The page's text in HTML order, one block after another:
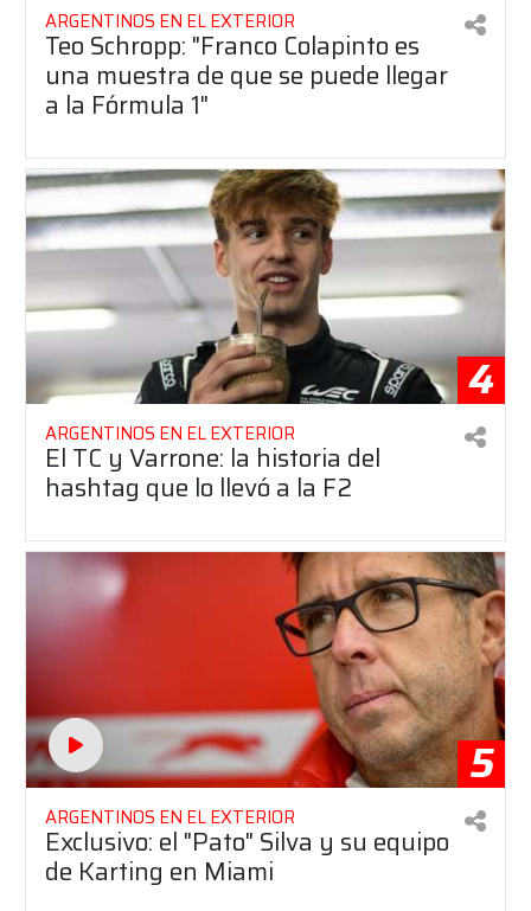
ARGENTINOS EN EL EXTERIOR
Teo Schropp: "Franco Colapinto es
una muestra de que se puede llegar
a la Fórmula 1"
4
ARGENTINOS EN EL EXTERIOR
El TC y Varrone: la historia del
hashtag que lo llevó a la F2
5
ARGENTINOS EN EL EXTERIOR
Exclusivo: el "Pato" Silva y su equipo
de Karting en Miami